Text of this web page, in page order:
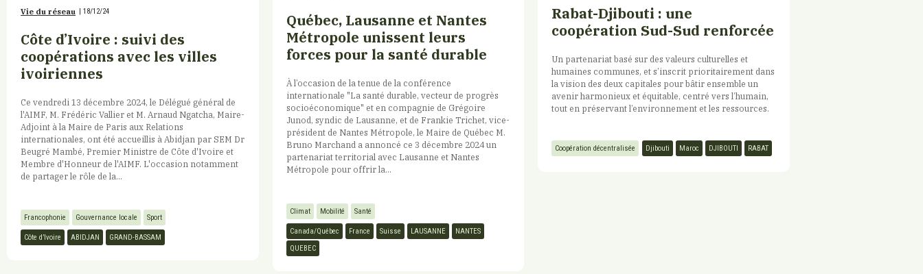
Vie du réseau | 18/12/24
Côte d’Ivoire : suivi des
coopérations avec les villes
ivoiriennes
Ce vendredi 13 décembre 2024, le Délégué général de
l'AIMF, M. Frédéric Vallier et M. Arnaud Ngatcha, Maire-
Adjoint à la Maire de Paris aux Relations
internationales, ont été accueillis à Abidjan par SEM Dr
Beugré Mambé, Premier Ministre de Côte d'Ivoire et
Membre d'Honneur de l'AIMF. L'occasion notamment
de partager le rôle de la...
Francophonie Gouvernance locale Sport
Côte d’Ivoire ABIDJAN GRAND-BASSAM
Québec, Lausanne et Nantes
Métropole unissent leurs
forces pour la santé durable
À l’occasion de la tenue de la conférence
internationale "La santé durable, vecteur de progrès
socioéconomique" et en compagnie de Grégoire
Junod, syndic de Lausanne, et de Frankie Trichet, vice-
président de Nantes Métropole, le Maire de Québec M.
Bruno Marchand a annoncé ce 3 décembre 2024 un
partenariat territorial avec Lausanne et Nantes
Métropole pour offrir la...
Climat Mobilité Santé
Canada/Québec France Suisse LAUSANNE
NANTES
QUEBEC
Rabat-Djibouti : une
coopération Sud-Sud renforcée
Un partenariat basé sur des valeurs culturelles et
humaines communes, et s’inscrit prioritairement dans
la vision des deux capitales pour bâtir ensemble un
avenir harmonieux et équitable, centré vers l’humain,
tout en préservant l’environnement et les ressources.
Coopération décentralisée Djibouti Maroc DJIBOUTI RABAT